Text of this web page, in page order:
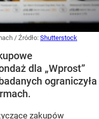
/ Źródło: Shutterstock
dla „Wprost”
ograniczyła
zakupów